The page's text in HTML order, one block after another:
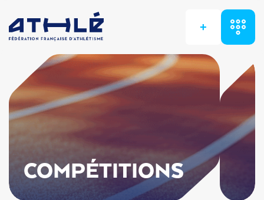
+
COMPÉTITIONS